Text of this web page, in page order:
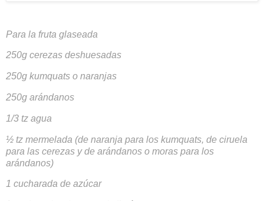
Para la fruta glaseada
250g cerezas deshuesadas
250g kumquats o naranjas
250g arándanos
1/3 tz agua
½ tz mermelada (de naranja para los kumquats, de ciruela
para las cerezas y de arándanos o moras para los
arándanos)
1 cucharada de azúcar